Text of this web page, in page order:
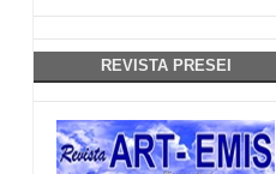
REVISTA PRESEI